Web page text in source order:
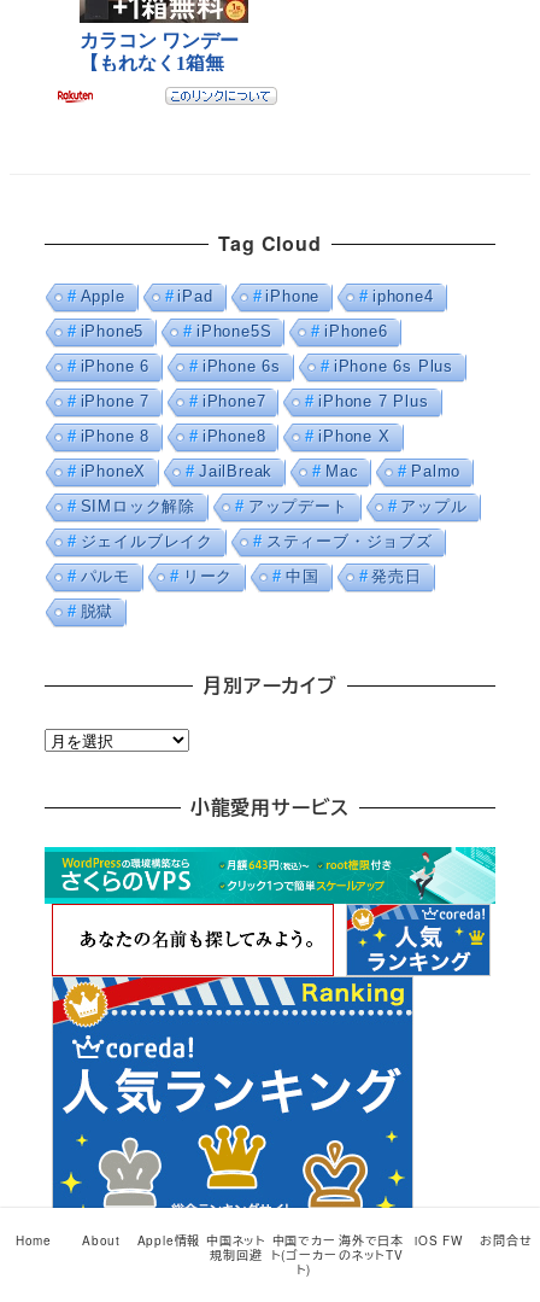
Tag Cloud
Apple iPad iPhone
iphone4
iPhone5
iPhone5S
iPhone6
iPhone 6
iPhone 6s
iPhone 6s Plus
iPhone 7
iPhone7
iPhone 7 Plus
iPhone 8
iPhone8
iPhone X
iPhoneX
JailBreak Mac
Palmo
SIMロック解除
アップデート
アップル
ジェイルブレイク
スティーブ・ジョブズ
パルモ
リーク 中国
発売日
脱獄
月別アーカイブ
月
カ
小龍愛用サービス
Home About Apple情報 中国ネット
規制回避
中国でカー
ト(ゴーカー
ト)
海外で日本
のネットTV
iOS FW お問合せ